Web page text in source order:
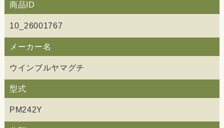
商品ID
10_26001767
メーカー名
ウインブルヤマグチ
型式
PM242Y